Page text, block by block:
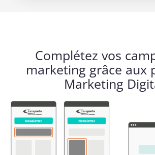
Complétez vos
marketing grâce aux
Marketing